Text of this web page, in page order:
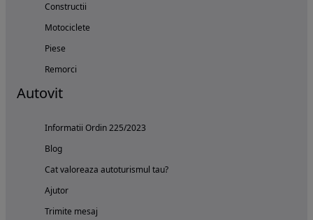
Constructii
Motociclete
Piese
Remorci
Autovit
Informatii Ordin 225/2023
Blog
Cat valoreaza autoturismul tau?
Ajutor
Trimite mesaj